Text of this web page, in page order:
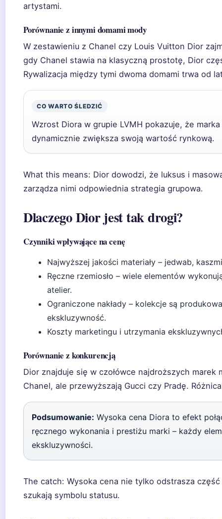
artystami.
Porównanie z innymi domami mody
W zestawieniu z Chanel czy Louis Vuitton Dior
gdy Chanel stawia na klasyczną prostotę, Dior
Rywalizacja między tymi dwoma domami trwa od
CO WARTO ŚLEDZIĆ
Wzrost Diora w grupie LVMH pokazuje, że
dynamicznie zwiększa swoją wartość rynkową.
What this means: Dior dowodzi, że luksus i
zarządza nimi odpowiednia strategia grupowa.
Dlaczego Dior jest tak drogi?
Czynniki wpływające na cenę
Najwyższej jakości materiały – jedwab,
Ręczne rzemiosło – wiele elementów
atelier.
Ograniczone nakłady – kolekcje są
ekskluzywność.
Koszty marketingu i utrzymania
Porównanie z konkurencją
Dior znajduje się w czołówce najdroższych
Chanel, ale przewyższają Gucci czy Pradę.
Podsumowanie: Wysoka cena Diora to efekt
ręcznego wykonania i prestiżu marki – każdy
ekskluzywności.
The catch: Wysoka cena nie tylko odstrasza
szukają symbolu statusu.